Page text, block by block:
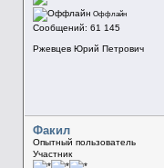
Оффлайн
Сообщений: 61 145
Ржевцев Юрий Петрович
Факил
Опытный пользователь
Участник